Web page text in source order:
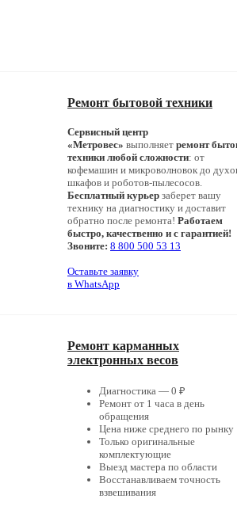
Ремонт бытовой техники
Сервисный центр
«Метровес» выполняет ремонт
техники любой сложности: от
кофемашин и микроволновок до
шкафов и роботов-пылесосов.
Бесплатный курьер заберет вашу
технику на диагностику и доставит
обратно после ремонта! Работаем
быстро, качественно и с гарантией!
Звоните: 8 800 500 53 13
Оставьте заявку
в WhatsApp
Ремонт карманных
электронных весов
Диагностика — 0 ₽
Ремонт от 1 часа в день
обращения
Цена ниже среднего по рынку
Только оригинальные
комплектующие
Выезд мастера по области
Восстанавливаем точность
взвешивания